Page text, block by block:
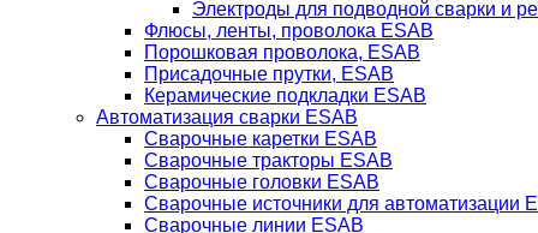
Электроды для подводной сварки и
Флюсы, ленты, проволока ESAB
Порошковая проволока, ESAB
Присадочные прутки, ESAB
Керамические подкладки ESAB
Автоматизация сварки ESAB
Сварочные каретки ESAB
Сварочные тракторы ESAB
Сварочные головки ESAB
Сварочные источники для автоматизации
Сварочные линии ESAB